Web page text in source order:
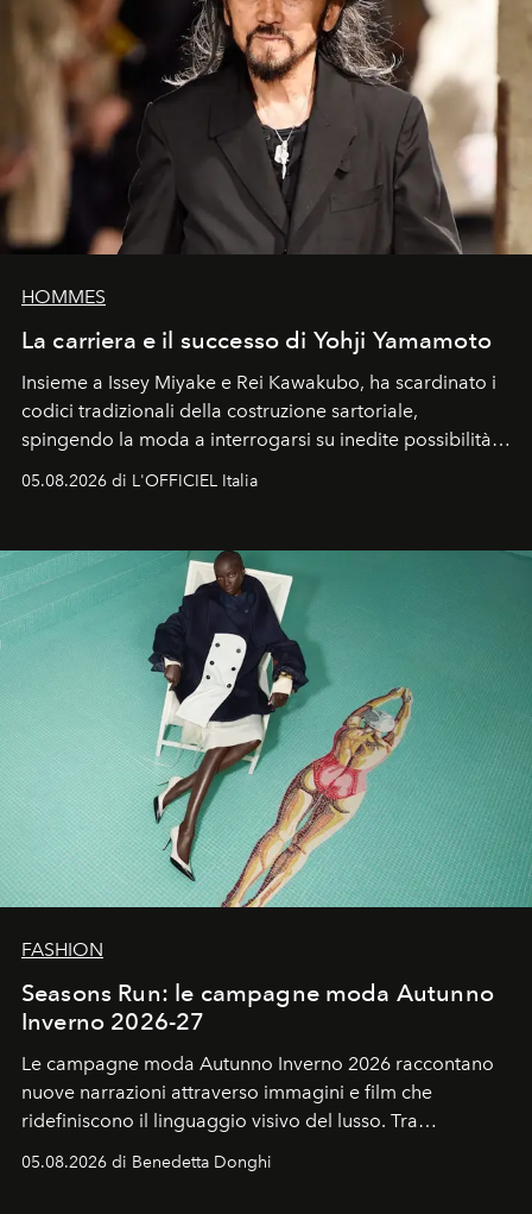
HOMMES
La carriera e il successo di Yohji Yamamoto
Insieme a Issey Miyake e Rei Kawakubo, ha scardinato i
codici tradizionali della costruzione sartoriale,
spingendo la moda a interrogarsi su inedite possibilità
un’impronta indelebile nella storia della moda.
05.08.2026 di L'OFFICIEL Italia
FASHION
Seasons Run: le campagne moda Autunno
Inverno 2026-27
Le campagne moda Autunno Inverno 2026 raccontano
nuove narrazioni attraverso immagini e film che
ridefiniscono il linguaggio visivo del lusso. Tra
contemporanea e storytelling d'autore, le maison
05.08.2026 di Benedetta Donghi